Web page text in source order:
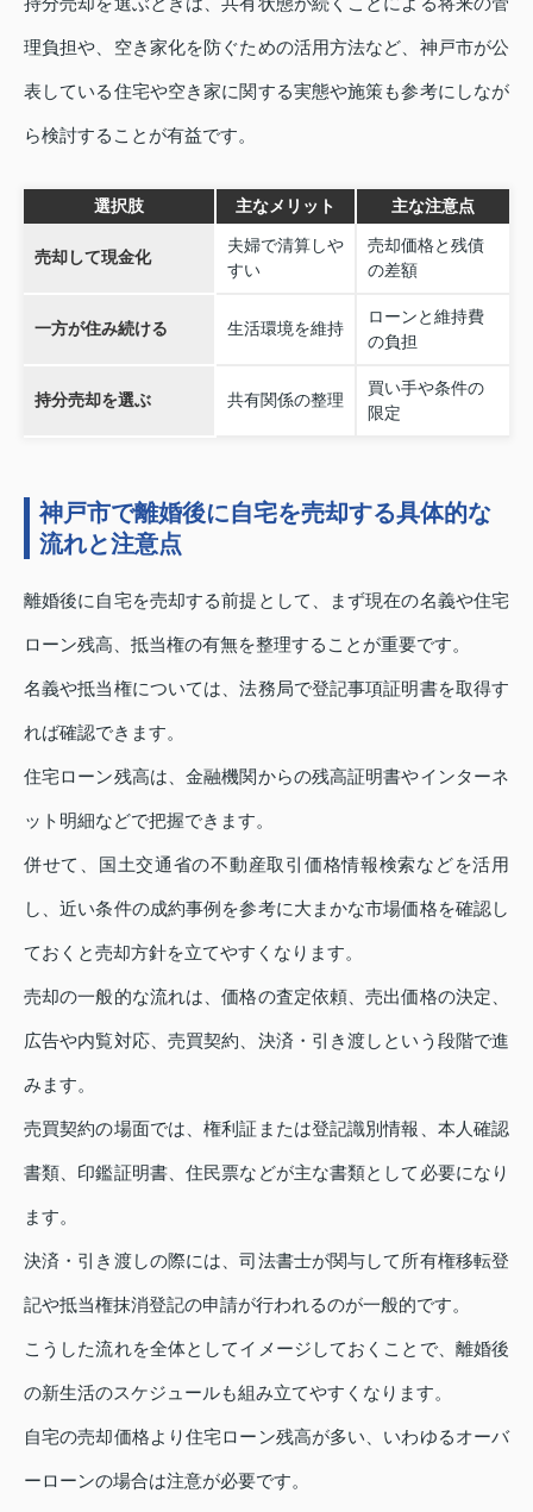
理負担や、空き家化を防ぐための活用方法など、神戸市が公
表している住宅や空き家に関する実態や施策も参考にしなが
ら検討することが有益です。
選択肢 主なメリット 主な注意点
売却して現金化
夫婦で清算しや
すい
売却価格と残債
の差額
一方が住み続ける 生活環境を維持
ローンと維持費
の負担
持分売却を選ぶ 共有関係の整理
買い手や条件の
限定
神戸市で離婚後に自宅を売却する具体的な
流れと注意点
離婚後に自宅を売却する前提として、まず現在の名義や住宅
ローン残高、抵当権の有無を整理することが重要です。
名義や抵当権については、法務局で登記事項証明書を取得す
れば確認できます。
住宅ローン残高は、金融機関からの残高証明書やインターネ
ット明細などで把握できます。
併せて、国土交通省の不動産取引価格情報検索などを活用
し、近い条件の成約事例を参考に大まかな市場価格を確認し
ておくと売却方針を立てやすくなります。
売却の一般的な流れは、価格の査定依頼、売出価格の決定、
広告や内覧対応、売買契約、決済・引き渡しという段階で進
みます。
売買契約の場面では、権利証または登記識別情報、本人確認
書類、印鑑証明書、住民票などが主な書類として必要になり
ます。
決済・引き渡しの際には、司法書士が関与して所有権移転登
記や抵当権抹消登記の申請が行われるのが一般的です。
こうした流れを全体としてイメージしておくことで、離婚後
の新生活のスケジュールも組み立てやすくなります。
自宅の売却価格より住宅ローン残高が多い、いわゆるオーバ
ーローンの場合は注意が必要です。